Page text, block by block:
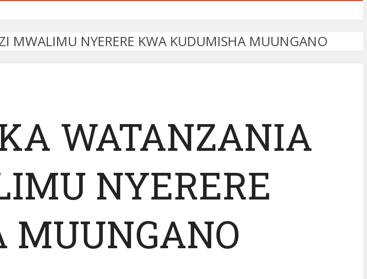
MWALIMU NYERERE KWA KUDUMISHA MUUNGANO
WATANZANIA
NYERERE